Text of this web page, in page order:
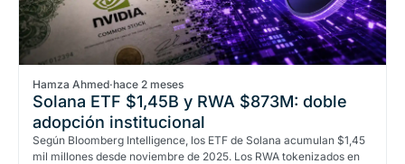
Hamza Ahmed·hace 2 meses
Solana ETF $1,45B y RWA $873M: doble
adopción institucional
Según Bloomberg Intelligence, los ETF de Solana acumulan $1,45
mil millones desde noviembre de 2025. Los RWA tokenizados en